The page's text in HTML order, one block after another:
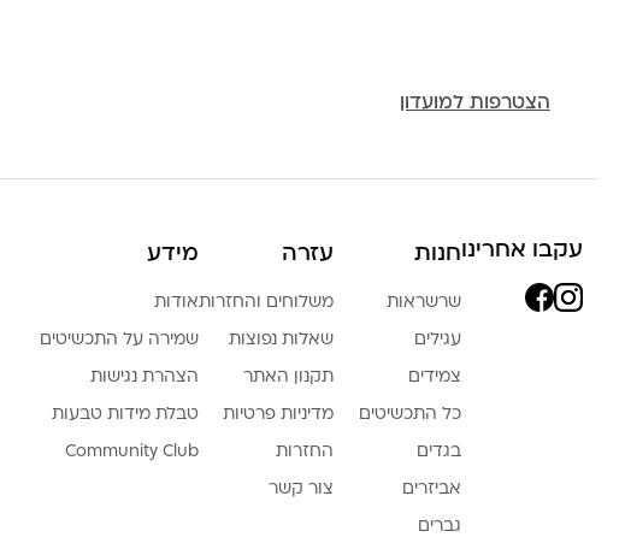
הצטרפות למועדון
עקבו אחרינוחנות
שרשראות
עגילים
צמידים
כל התכשיטים
בגדים
אביזרים
גברים
עזרה
משלוחים והחזרות
שאלות נפוצות
תקנון האתר
מדיניות פרטיות
החזרות
צור קשר
מידע
אודות
שמירה על התכשיטים
הצהרת נגישות
טבלת מידות טבעות
Community Club